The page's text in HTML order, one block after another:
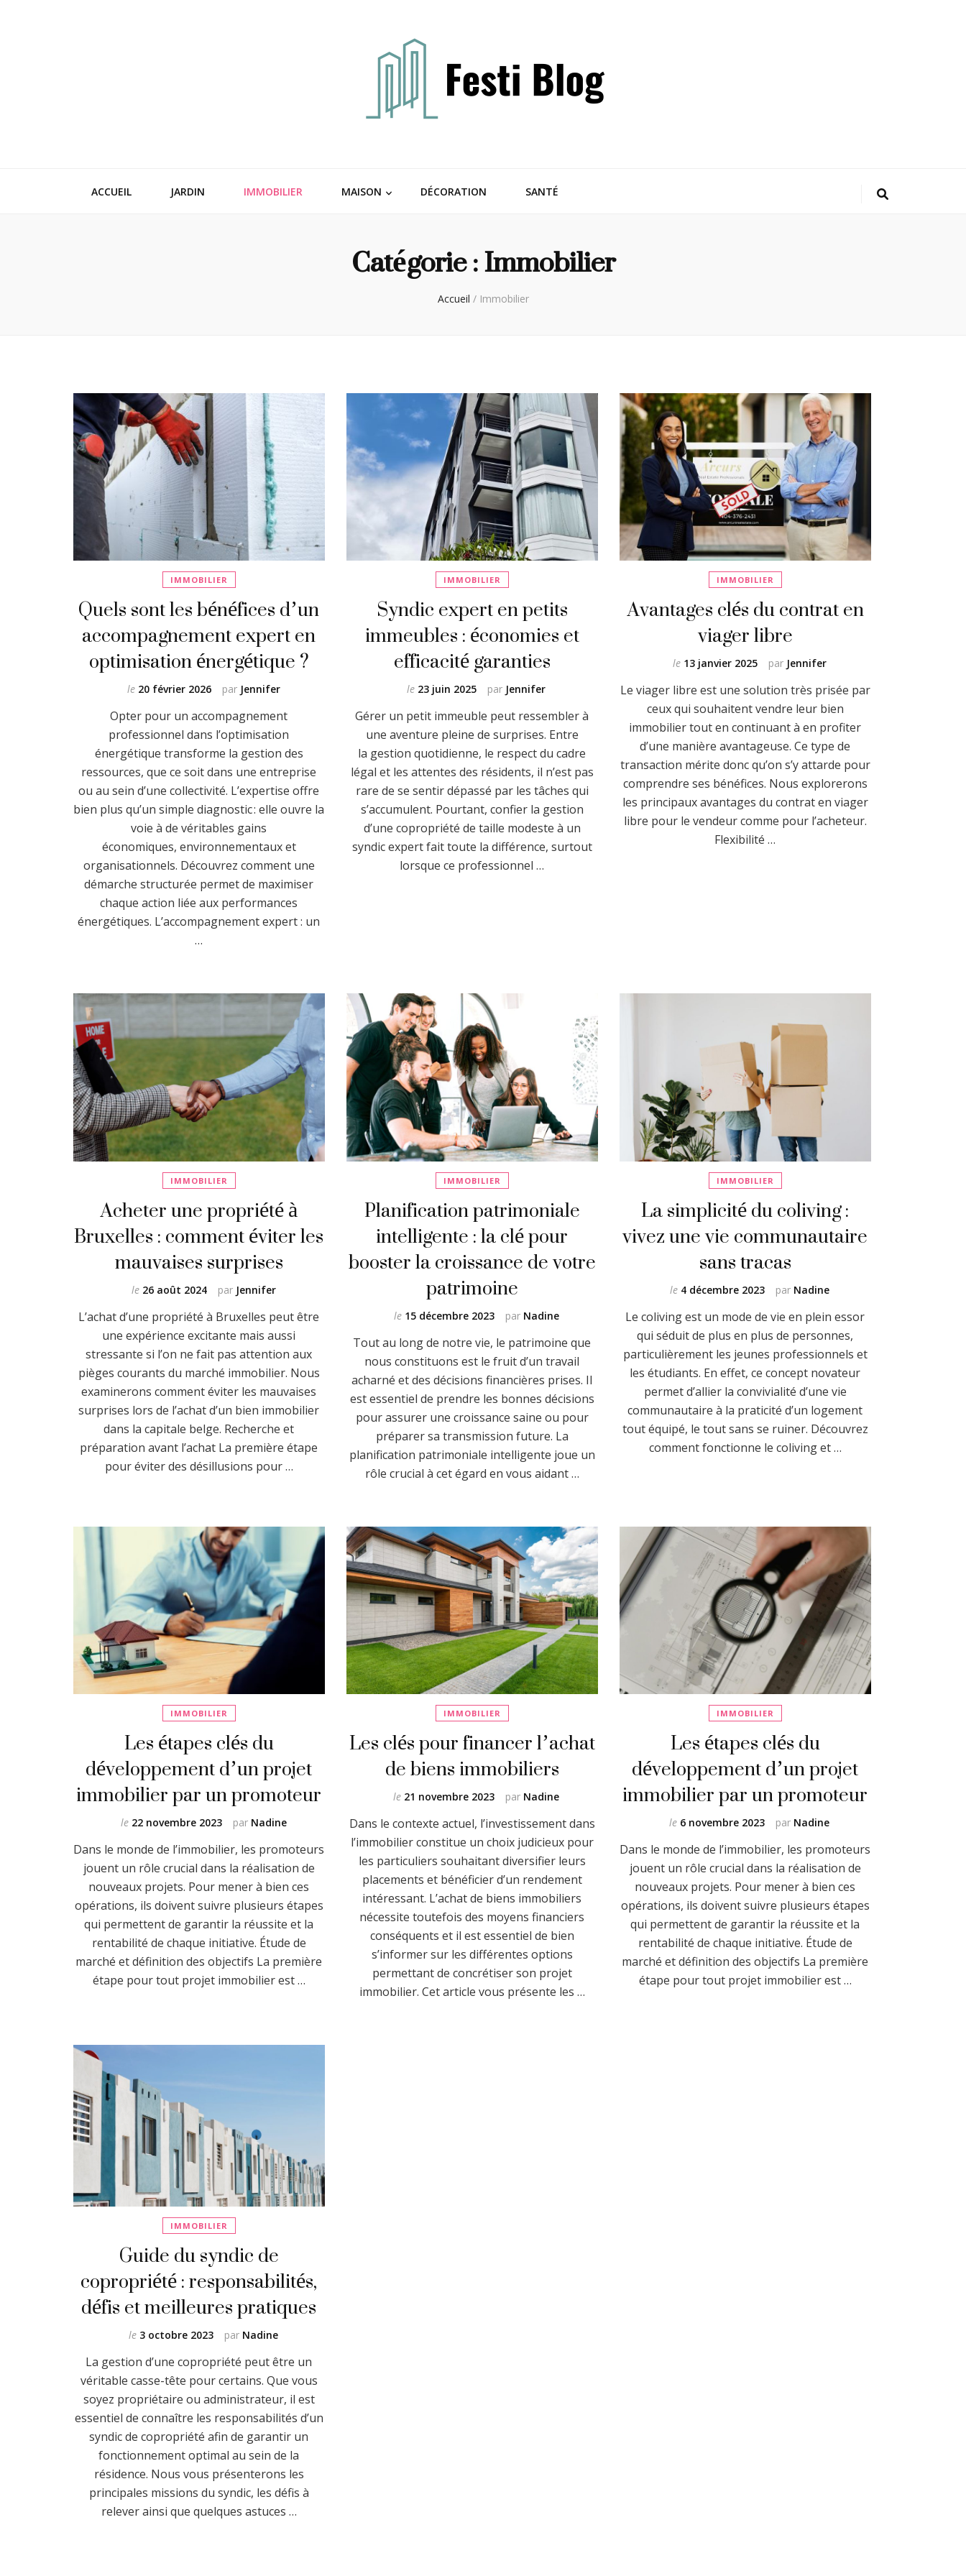
ACCUEIL JARDIN IMMOBILIER MAISON DÉCORATION SANTÉ
Catégorie :Immobilier
Accueil / Immobilier
IMMOBILIER
Quels sont les bénéfices d’un
accompagnement expert en
optimisation énergétique ?
par Jennifer
le 20 février 2026
Opter pour un accompagnement
professionnel dans l’optimisation
énergétique transforme la gestion des
ressources, que ce soit dans une entreprise
ou au sein d’une collectivité. L’expertise offre
bien plus qu’un simple diagnostic : elle ouvre la
voie à de véritables gains
économiques, environnementaux et
organisationnels. Découvrez comment une
démarche structurée permet de maximiser
chaque action liée aux performances
énergétiques. L’accompagnement expert : un
…
IMMOBILIER
Syndic expert en petits
immeubles : économies et
efficacité garanties
par Jennifer
le 23 juin 2025
Gérer un petit immeuble peut ressembler à
une aventure pleine de surprises. Entre
la gestion quotidienne, le respect du cadre
légal et les attentes des résidents, il n’est pas
rare de se sentir dépassé par les tâches qui
s’accumulent. Pourtant, confier la gestion
d’une copropriété de taille modeste à un
syndic expert fait toute la différence, surtout
lorsque ce professionnel …
IMMOBILIER
Avantages clés du contrat en
viager libre
par Jennifer
le 13 janvier 2025
Le viager libre est une solution très prisée par
ceux qui souhaitent vendre leur bien
immobilier tout en continuant à en profiter
d’une manière avantageuse. Ce type de
transaction mérite donc qu’on s’y attarde pour
comprendre ses bénéfices. Nous explorerons
les principaux avantages du contrat en viager
libre pour le vendeur comme pour l’acheteur.
Flexibilité …
IMMOBILIER
Acheter une propriété à
Bruxelles : comment éviter les
mauvaises surprises
par Jennifer
le 26 août 2024
L’achat d’une propriété à Bruxelles peut être
une expérience excitante mais aussi
stressante si l’on ne fait pas attention aux
pièges courants du marché immobilier. Nous
examinerons comment éviter les mauvaises
surprises lors de l’achat d’un bien immobilier
dans la capitale belge. Recherche et
préparation avant l’achat La première étape
pour éviter des désillusions pour …
IMMOBILIER
Planification patrimoniale
intelligente : la clé pour
booster la croissance de votre
patrimoine
par Nadine
le 15 décembre 2023
Tout au long de notre vie, le patrimoine que
nous constituons est le fruit d’un travail
acharné et des décisions financières prises. Il
est essentiel de prendre les bonnes décisions
pour assurer une croissance saine ou pour
préparer sa transmission future. La
planification patrimoniale intelligente joue un
rôle crucial à cet égard en vous aidant …
IMMOBILIER
La simplicité du coliving :
vivez une vie communautaire
sans tracas
par Nadine
le 4 décembre 2023
Le coliving est un mode de vie en plein essor
qui séduit de plus en plus de personnes,
particulièrement les jeunes professionnels et
les étudiants. En effet, ce concept novateur
permet d’allier la convivialité d’une vie
communautaire à la praticité d’un logement
tout équipé, le tout sans se ruiner. Découvrez
comment fonctionne le coliving et …
IMMOBILIER
Les étapes clés du
développement d’un projet
immobilier par un promoteur
par Nadine
le 22 novembre 2023
Dans le monde de l’immobilier, les promoteurs
jouent un rôle crucial dans la réalisation de
nouveaux projets. Pour mener à bien ces
opérations, ils doivent suivre plusieurs étapes
qui permettent de garantir la réussite et la
rentabilité de chaque initiative. Étude de
marché et définition des objectifs La première
étape pour tout projet immobilier est …
IMMOBILIER
Les clés pour financer l’achat
de biens immobiliers
par Nadine
le 21 novembre 2023
Dans le contexte actuel, l’investissement dans
l’immobilier constitue un choix judicieux pour
les particuliers souhaitant diversifier leurs
placements et bénéficier d’un rendement
intéressant. L’achat de biens immobiliers
nécessite toutefois des moyens financiers
conséquents et il est essentiel de bien
s’informer sur les différentes options
permettant de concrétiser son projet
immobilier. Cet article vous présente les …
IMMOBILIER
Les étapes clés du
développement d’un projet
immobilier par un promoteur
par Nadine
le 6 novembre 2023
Dans le monde de l’immobilier, les promoteurs
jouent un rôle crucial dans la réalisation de
nouveaux projets. Pour mener à bien ces
opérations, ils doivent suivre plusieurs étapes
qui permettent de garantir la réussite et la
rentabilité de chaque initiative. Étude de
marché et définition des objectifs La première
étape pour tout projet immobilier est …
IMMOBILIER
Guide du syndic de
copropriété : responsabilités,
défis et meilleures pratiques
par Nadine
le 3 octobre 2023
La gestion d’une copropriété peut être un
véritable casse-tête pour certains. Que vous
soyez propriétaire ou administrateur, il est
essentiel de connaître les responsabilités d’un
syndic de copropriété afin de garantir un
fonctionnement optimal au sein de la
résidence. Nous vous présenterons les
principales missions du syndic, les défis à
relever ainsi que quelques astuces …